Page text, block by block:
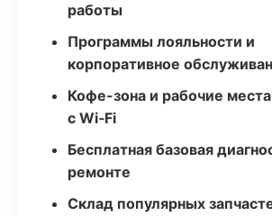
работы
Программы лояльности и
корпоративное
Кофе-зона и рабочие
с Wi‑Fi
Бесплатная базовая
ремонте
Склад популярных